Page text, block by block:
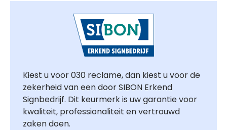
Kiest u voor 030 reclame, dan kiest u voor de
zekerheid van een door SIBON Erkend
Signbedrijf. Dit keurmerk is uw garantie voor
kwaliteit, professionaliteit en vertrouwd
zaken doen.